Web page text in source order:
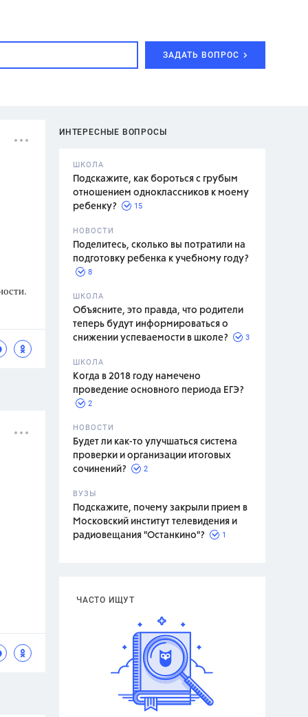
ЗАДАТЬ ВОПРОС
ИНТЕРЕСНЫЕ ВОПРОСЫ
ШКОЛА
Подскажите, как бороться с грубым
отношением одноклассников к моему
ребенку?
15
НОВОСТИ
Поделитесь, сколько вы потратили на
подготовку ребенка к учебному году?
8
ШКОЛА
Объясните, это правда, что родители
теперь будут информироваться о
снижении успеваемости в школе?
3
ШКОЛА
Когда в 2018 году намечено
проведение основного периода ЕГЭ?
2
НОВОСТИ
Будет ли как-то улучшаться система
проверки и организации итоговых
сочинений?
2
ВУЗЫ
Подскажите, почему закрыли прием в
Московский институт телевидения и
радиовещания "Останкино"?
1
ЧАСТО ИЩУТ